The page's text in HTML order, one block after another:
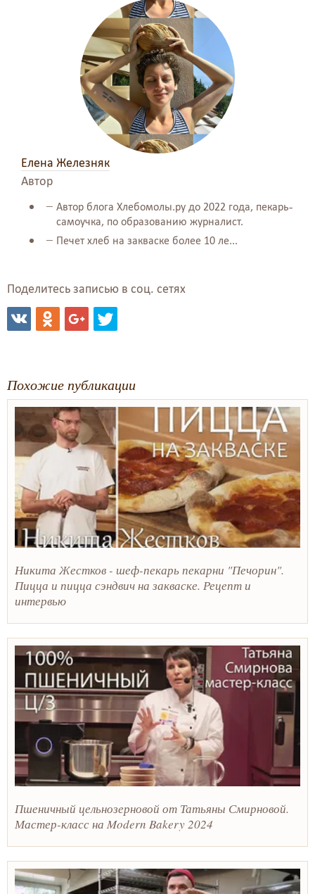
Елена Железняк
Автор
Автор блога Хлебомолы.ру до 2022 года, пекарь-
самоучка, по образованию журналист.
Печет хлеб на закваске более 10 ле...
Поделитесь записью в соц. сетях
Похожие публикации
Никита Жестков - шеф-пекарь пекарни "Печорин".
Пицца и пицца сэндвич на закваске. Рецепт и
интервью
Пшеничный цельнозерновой от Татьяны Смирновой.
Мастер-класс на Modern Bakery 2024